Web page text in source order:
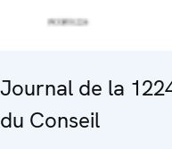
Journal de la
du Conseil